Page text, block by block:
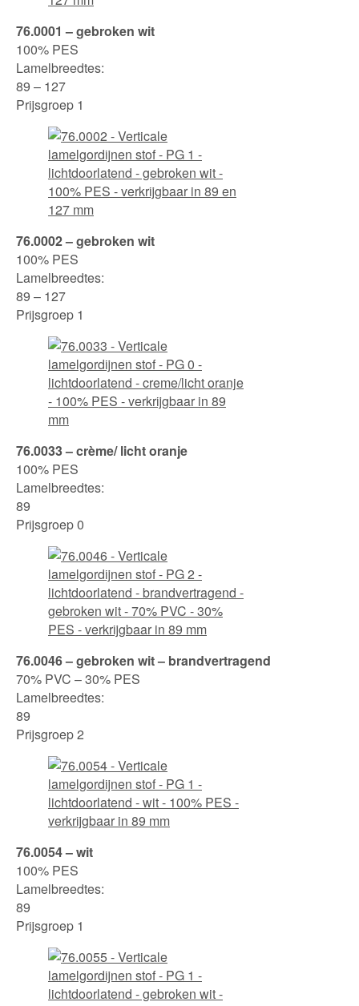
76.0001 – gebroken wit
100% PES
Lamelbreedtes:
89 – 127
Prijsgroep 1
76.0002 – gebroken wit
100% PES
Lamelbreedtes:
89 – 127
Prijsgroep 1
76.0033 – crème/ licht oranje
100% PES
Lamelbreedtes:
89
Prijsgroep 0
76.0046 – gebroken wit – brandvertragend
70% PVC – 30% PES
Lamelbreedtes:
89
Prijsgroep 2
76.0054 – wit
100% PES
Lamelbreedtes:
89
Prijsgroep 1